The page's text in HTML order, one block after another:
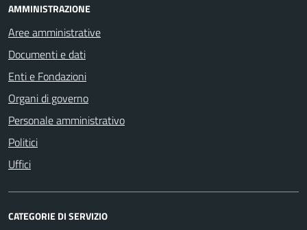
AMMINISTRAZIONE
Aree amministrative
Documenti e dati
Enti e Fondazioni
Organi di governo
Personale amministrativo
Politici
Uffici
CATEGORIE DI SERVIZIO